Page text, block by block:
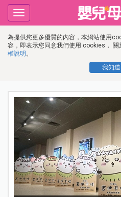
為提供您更多優質的內容，本網站使用
容，即表示您同意我們使用 cookies，
權說明 。
我知道
Toggle
navigation